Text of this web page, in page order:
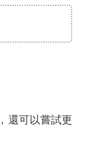
還可以嘗試更